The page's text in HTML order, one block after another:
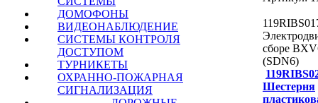
ДОМОФОНЫ
ВИДЕОНАБЛЮДЕНИЕ
СИСТЕМЫ КОНТРОЛЯ
ДОСТУПОМ
ТУРНИКЕТЫ
ОХРАННО-ПОЖАРНАЯ
СИГНАЛИЗАЦИЯ
сборе
(SDN6)
Шестерня